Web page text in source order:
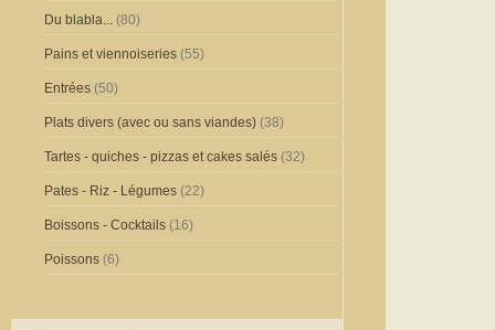
Du blabla... (80)
Pains et viennoiseries (55)
Entrées (50)
Plats divers (avec ou sans viandes) (38)
Tartes - quiches - pizzas et cakes salés (32)
Pates - Riz - Légumes (22)
Boissons - Cocktails (16)
Poissons (6)